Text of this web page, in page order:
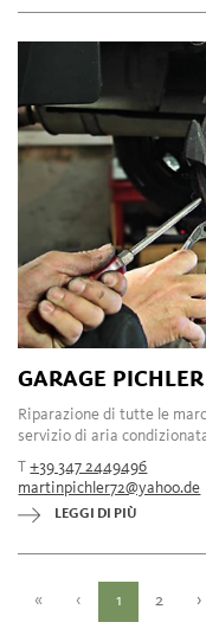
GARAGE
Riparazione di tutte le
servizio di aria
T+39 347 2449496
martinpichler72@yahoo.de
LEGGI DI PIÙ
« ‹ 1 2 ›